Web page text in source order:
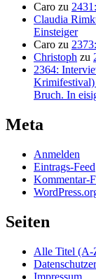
Caro zu
Claudia
Einsteiger
Caro zu
Christoph zu
2364:
Bruch. In
Meta
Anmelden
Eintrags-Feed
Kommentar-
Seiten
Alle Titel (A-
Impressum